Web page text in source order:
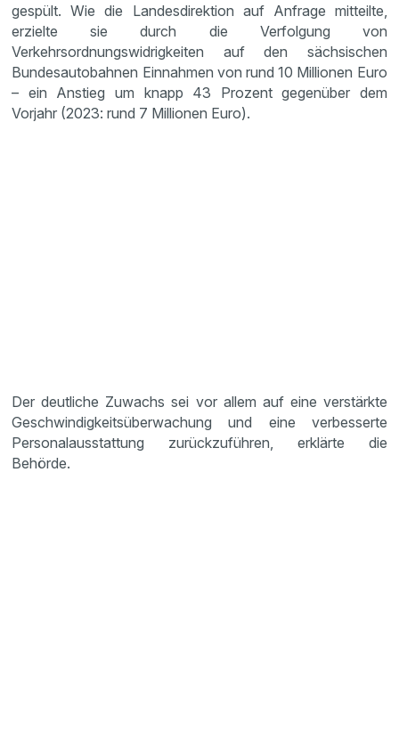
gespült. Wie die Landesdirektion auf Anfrage mitteilte,
erzielte sie durch die Verfolgung von
Verkehrsordnungswidrigkeiten auf den sächsischen
Bundesautobahnen Einnahmen von rund 10 Millionen Euro
– ein Anstieg um knapp 43 Prozent gegenüber dem
Vorjahr (2023: rund 7 Millionen Euro).
Der deutliche Zuwachs sei vor allem auf eine verstärkte
Geschwindigkeitsüberwachung und eine verbesserte
Personalausstattung zurückzuführen, erklärte die
Behörde.